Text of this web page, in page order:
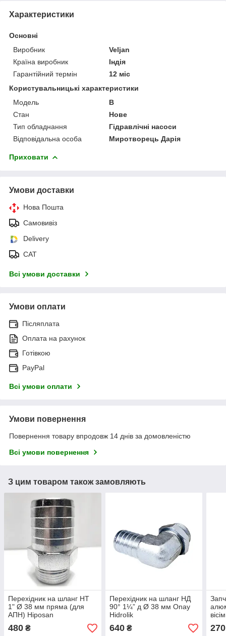
Характеристики
Основні
Виробник
Veljan
Країна виробник
Індія
Гарантійний термін
12 міс
Користувальницькі характеристики
Мoдель
B
Стан
Нове
Тип обладнання
Гідравлічні насоси
Відповідальна особа
Миротворець Дарія
Приховати
Умови доставки
Нова Пошта
Самовивіз
Delivery
САТ
Всі умови доставки
Умови оплати
Післяплата
Оплата на рахунок
Готівкою
PayPal
Всі умови оплати
Умови повернення
Повернення товару впродовж 14 днів за домовленістю
Всі умови повернення
З цим товаром також замовляють
Перехідник на шланг НТ
1" Ø 38 мм пряма (для
АПН) Hiposan
480 ₴
Перехідник на шланг НД
90° 1¼” д Ø 38 мм Onay
Hidrolik
640₴ 270